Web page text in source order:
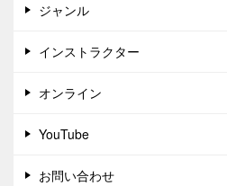
ジャンル
インストラクター
オンライン
YouTube
お問い合わせ